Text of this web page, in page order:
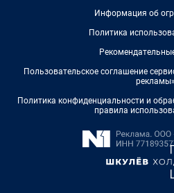
Информация об
Политика
Пользовательское соглашение
рекламы»
Политика конфиденциальности и
правила